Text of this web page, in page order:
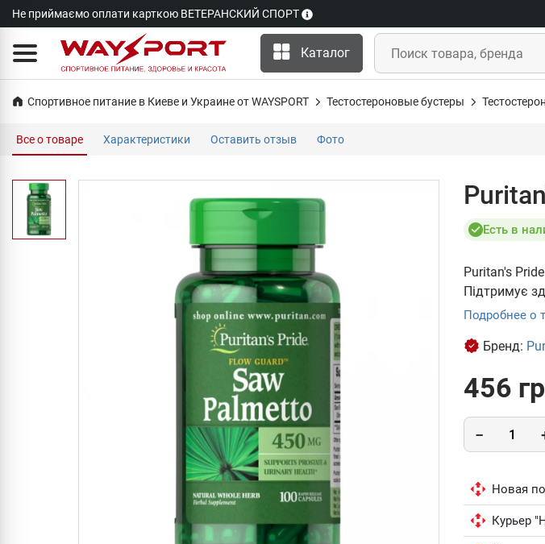
Не приймаємо оплати карткою ВЕТЕРАНСКИЙ СПОРТ
Каталог
Спортивное питание в Киеве и Украине от WAYSPORT Тестостероновые бустеры
Все о товаре Характеристики Оставить отзыв Фото
Есть в
Puritan's
Підтримує
Подробнее о
Бренд:
456
Новая
Курьер